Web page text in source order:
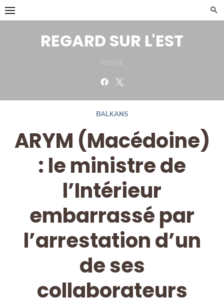
Skip
to
REGARD SUR L'EST
Facebook
BALKANS
ARYM (Macédoine)
: le ministre de
l’Intérieur
embarrassé par
l’arrestation d’un
de ses
collaborateurs